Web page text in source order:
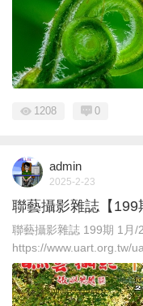
1208 0
admin
2025-2-23
聯藝攝影雜誌【
聯藝攝影雜誌 199期 1月/
https://www.uart.org.tw/